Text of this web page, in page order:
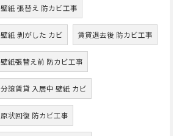
壁紙 張替え 防カビ工事
壁紙 剥がした カビ 賃貸退去後 防カビ工事
壁紙張替え前 防カビ工事
分譲賃貸 入居中 壁紙 カビ
原状回復 防カビ工事